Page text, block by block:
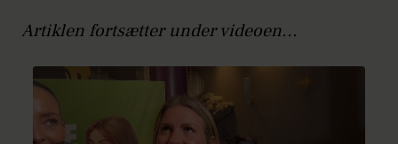
Artiklen fortsætter under videoen...